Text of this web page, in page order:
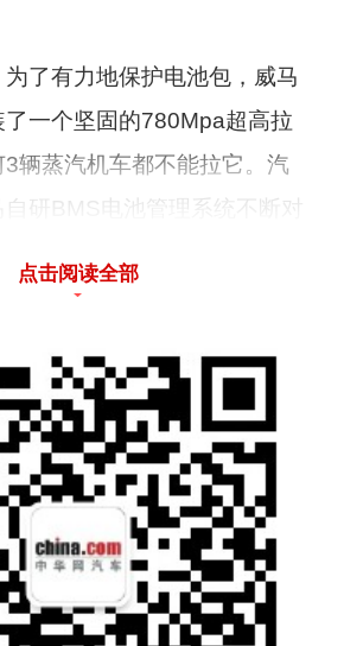
了有力地保护电池包，威马
一个坚固的780Mpa超高拉
辆蒸汽机车都不能拉它。汽
研BMS电池管理系统不断对
道，保证其余电芯正常工作，
广大用户，威马汽车在北京、
汉、成都等14个城市推出
”活动。从即日开始，完成网
于8月31日前前往威马体验馆
值688元的试驾礼品一份。
点击阅读全部